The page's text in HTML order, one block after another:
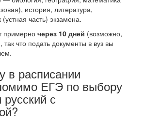
история, литература,
часть) экзамена.
примерно через 10 дней (возможно,
что подать документы в вуз вы
в расписании
ЕГЭ по выбору
с